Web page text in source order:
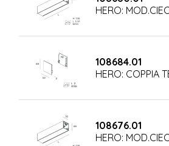
HERO:
108684.01
HERO: COPPIA
108676.01
HERO: